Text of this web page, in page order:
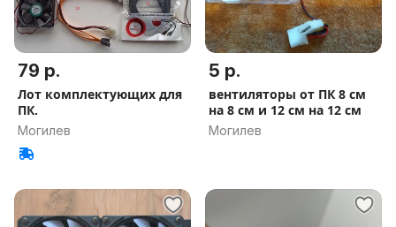
79 р.
Лот комплектующих для
ПК.
Могилев
5 р.
вентиляторы от ПК 8 см
на 8 см и 12 см на 12 см
Могилев